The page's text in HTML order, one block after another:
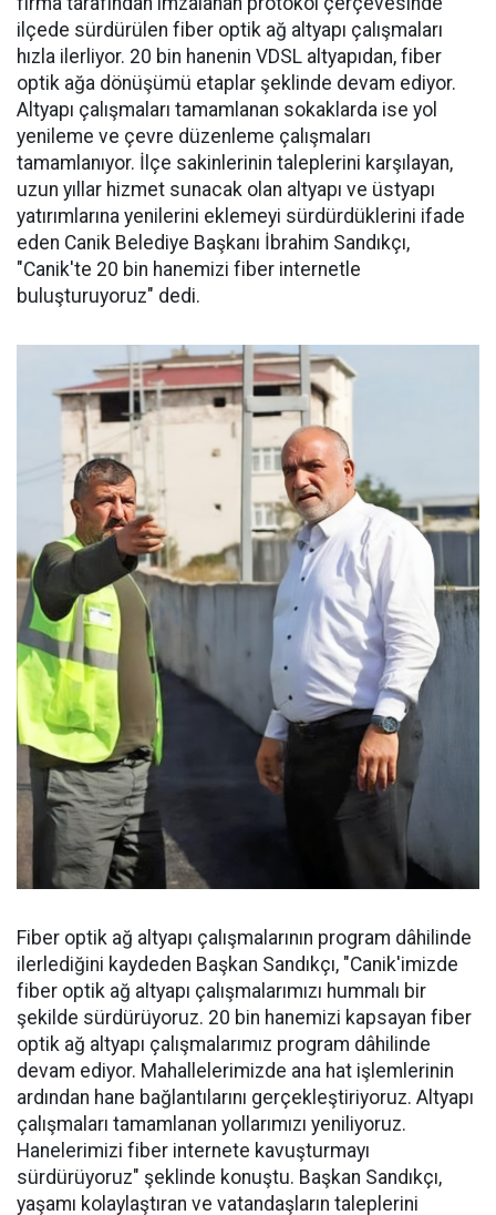
ilçede sürdürülen fiber optik ağ altyapı çalışmaları
hızla ilerliyor. 20 bin hanenin VDSL altyapıdan, fiber
optik ağa dönüşümü etaplar şeklinde devam ediyor.
Altyapı çalışmaları tamamlanan sokaklarda ise yol
yenileme ve çevre düzenleme çalışmaları
tamamlanıyor. İlçe sakinlerinin taleplerini karşılayan,
uzun yıllar hizmet sunacak olan altyapı ve üstyapı
yatırımlarına yenilerini eklemeyi sürdürdüklerini ifade
eden Canik Belediye Başkanı İbrahim Sandıkçı,
"Canik'te 20 bin hanemizi fiber internetle
buluşturuyoruz" dedi.
Fiber optik ağ altyapı çalışmalarının program dâhilinde
ilerlediğini kaydeden Başkan Sandıkçı, "Canik'imizde
fiber optik ağ altyapı çalışmalarımızı hummalı bir
şekilde sürdürüyoruz. 20 bin hanemizi kapsayan fiber
optik ağ altyapı çalışmalarımız program dâhilinde
devam ediyor. Mahallelerimizde ana hat işlemlerinin
ardından hane bağlantılarını gerçekleştiriyoruz. Altyapı
çalışmaları tamamlanan yollarımızı yeniliyoruz.
Hanelerimizi fiber internete kavuşturmayı
sürdürüyoruz" şeklinde konuştu. Başkan Sandıkçı,
yaşamı kolaylaştıran ve vatandaşların taleplerini